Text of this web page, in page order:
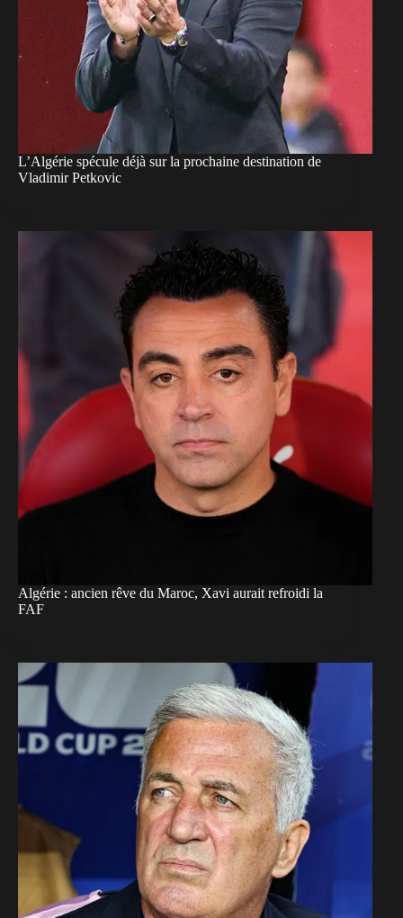
L’Algérie spécule déjà sur la prochaine destination de
Vladimir Petkovic
Algérie : ancien rêve du Maroc, Xavi aurait refroidi la
FAF